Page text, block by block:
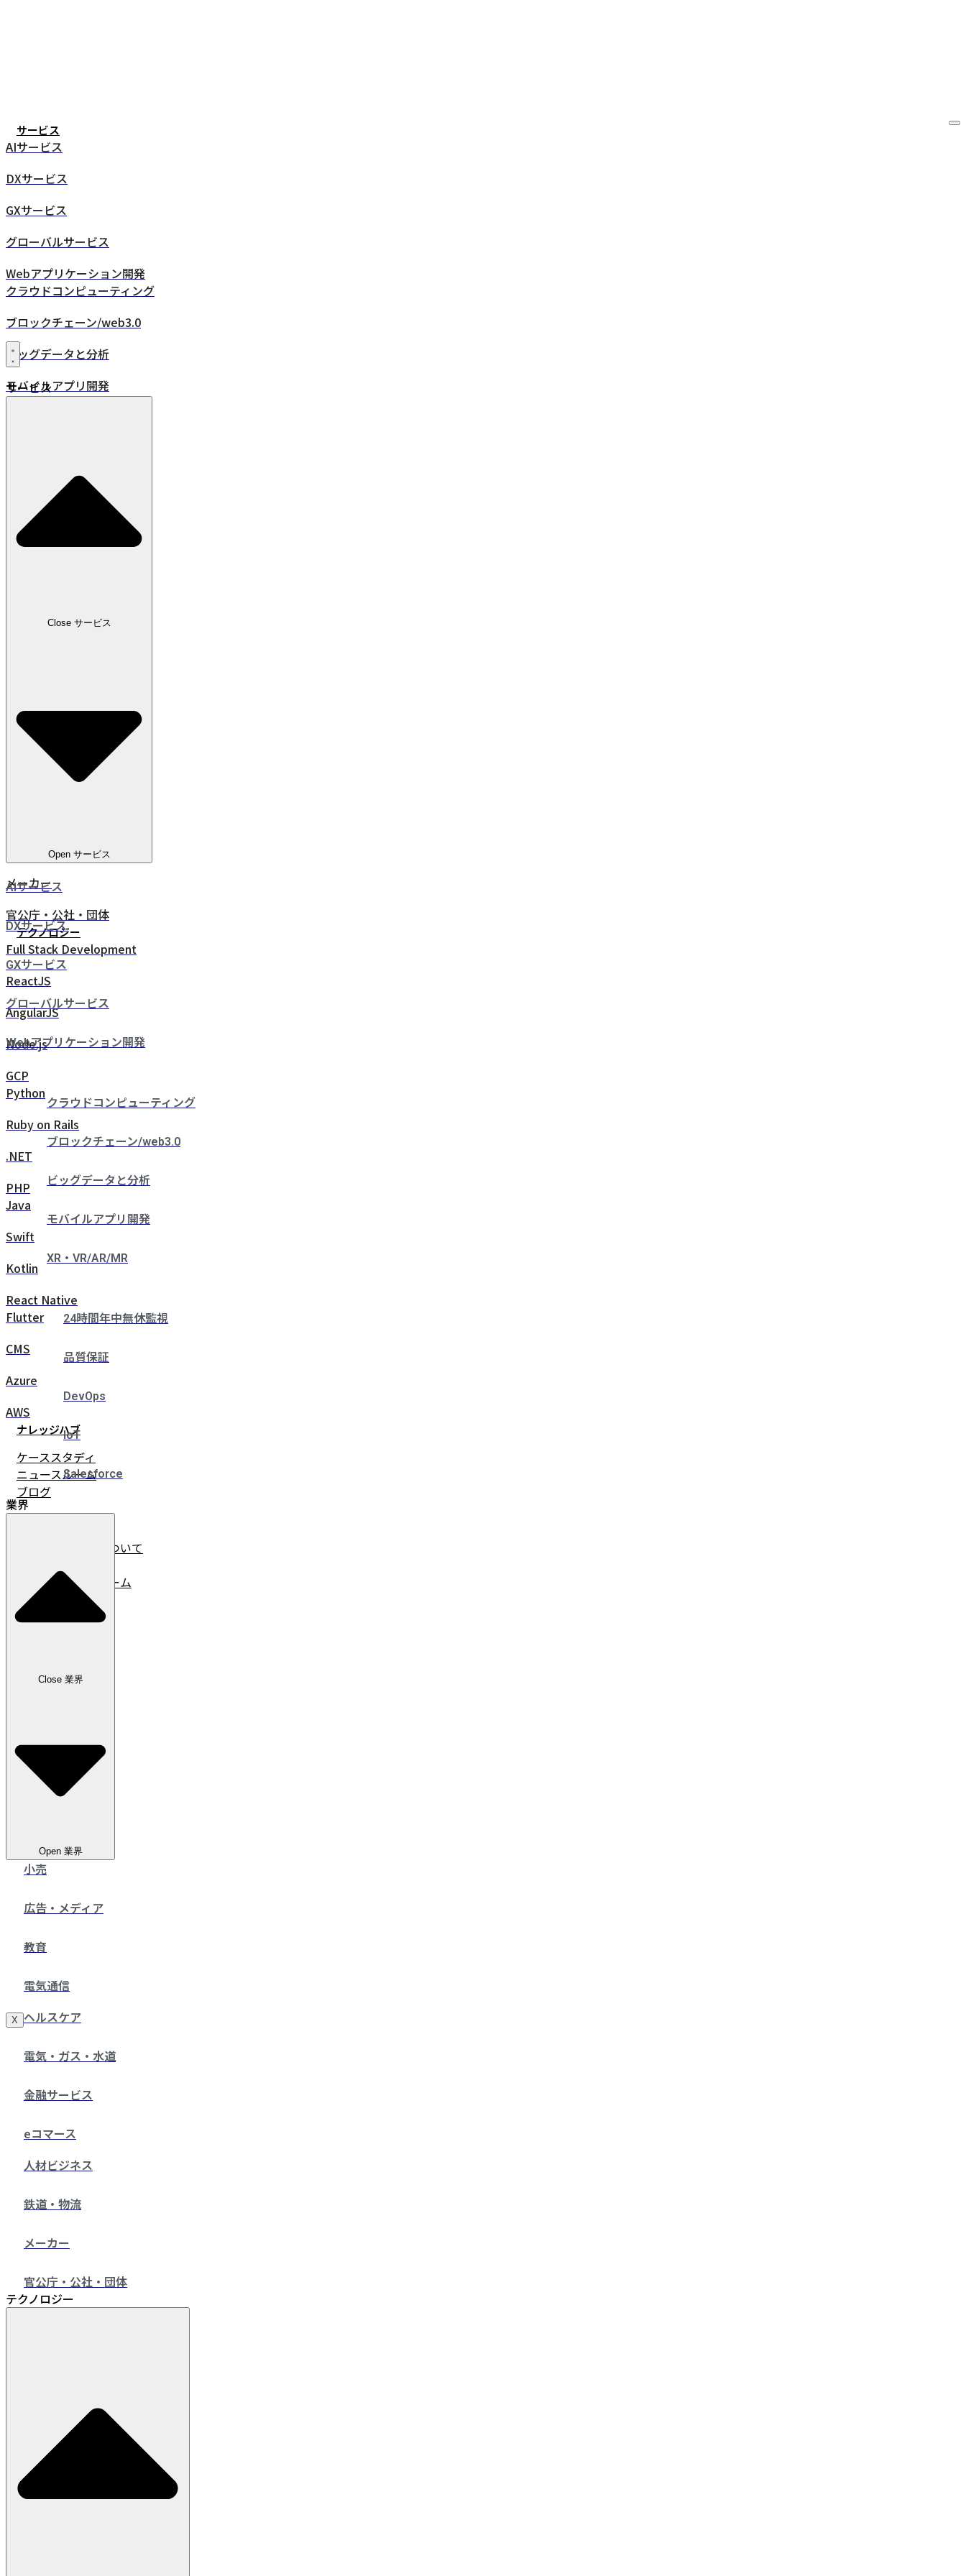
サービス
AIサービス
DXサービス
GXサービス
グローバルサービス
Webアプリケーション開発
クラウドコンピューティング
ブロックチェーン/web3.0
ビッグデータと分析
モバイルアプリ開発
DevOps
IoT
広告・メディア
ヘルスケア
電気・ガス・水道
金融サービス
鉄道・物流
メーカー
官公庁・公社・団体
テクノロジー
Full Stack Development
ReactJS
AngularJS
Node.js
GCP
Python
Ruby on Rails
.NET
PHP
Java
Swift
Kotlin
React Native
Flutter
CMS
Azure
AWS
ナレッジハブ
ケーススタディ
ニュースルーム
ブログ
イノベーチャーについて
リーダーシップチーム
採用情報
お問い合わせ
X
サービス
Close サービス
Open サービス
AIサービス
DXサービス
GXサービス
グローバルサービス
Webアプリケーション開発
クラウドコンピューティング
ブロックチェーン/web3.0
ビッグデータと分析
モバイルアプリ開発
XR・VR/AR/MR
24時間年中無休監視
品質保証
DevOps
IoT
Salesforce
業界
Close 業界
Open 業界
小売
広告・メディア
教育
電気通信
ヘルスケア
電気・ガス・水道
金融サービス
eコマース
人材ビジネス
鉄道・物流
メーカー
官公庁・公社・団体
テクノロジー